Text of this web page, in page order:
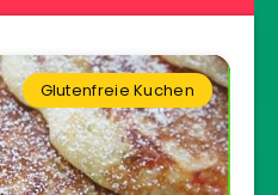
Glutenfreie Kuchen